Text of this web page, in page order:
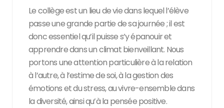
Le collège est un lieu de vie dans lequel l’élève
passe une grande partie de sa journée ; il est
donc essentiel qu’il puisse s’y épanouir et
apprendre dans un climat bienveillant. Nous
portons une attention particulière à la relation
à l’autre, à l’estime de soi, à la gestion des
émotions et du stress, au vivre-ensemble dans
la diversité, ainsi qu’à la pensée positive.